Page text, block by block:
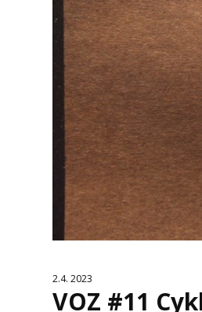
2.4. 2023
VOZ #11